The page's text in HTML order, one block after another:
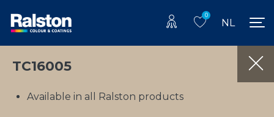
0
NL
TC16005
Available in all Ralston products